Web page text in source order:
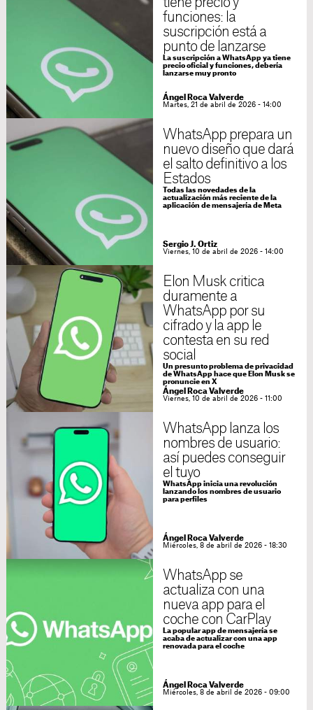
tiene precio y
funciones: la
suscripción está a
punto de lanzarse
La suscripción a WhatsApp ya tiene
precio oficial y funciones, debería
lanzarse muy pronto
Ángel Roca Valverde
Martes, 21 de abril de 2026 - 14:00
WhatsApp prepara un
nuevo diseño que dará
el salto definitivo a los
Estados
Todas las novedades de la
actualización más reciente de la
aplicación de mensajería de Meta
Sergio J. Ortiz
Viernes, 10 de abril de 2026 - 14:00
Elon Musk critica
duramente a
WhatsApp por su
cifrado y la app le
contesta en su red
social
Un presunto problema de privacidad
de WhatsApp hace que Elon Musk se
pronuncie en X
Ángel Roca Valverde
Viernes, 10 de abril de 2026 - 11:00
WhatsApp lanza los
nombres de usuario:
así puedes conseguir
el tuyo
WhatsApp inicia una revolución
lanzando los nombres de usuario
para perfiles
Ángel Roca Valverde
Miércoles, 8 de abril de 2026 - 18:30
WhatsApp se
actualiza con una
nueva app para el
coche con CarPlay
La popular app de mensajería se
acaba de actualizar con una app
renovada para el coche
Ángel Roca Valverde
Miércoles, 8 de abril de 2026 - 09:00